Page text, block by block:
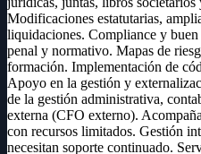
Modificaciones estatutarias,
liquidaciones. Compliance y
penal y normativo. Mapas de
formación. Implementación de
Apoyo en la gestión y
de la gestión administrativa,
externa (CFO externo).
con recursos limitados. Gestión
necesitan soporte continuado.